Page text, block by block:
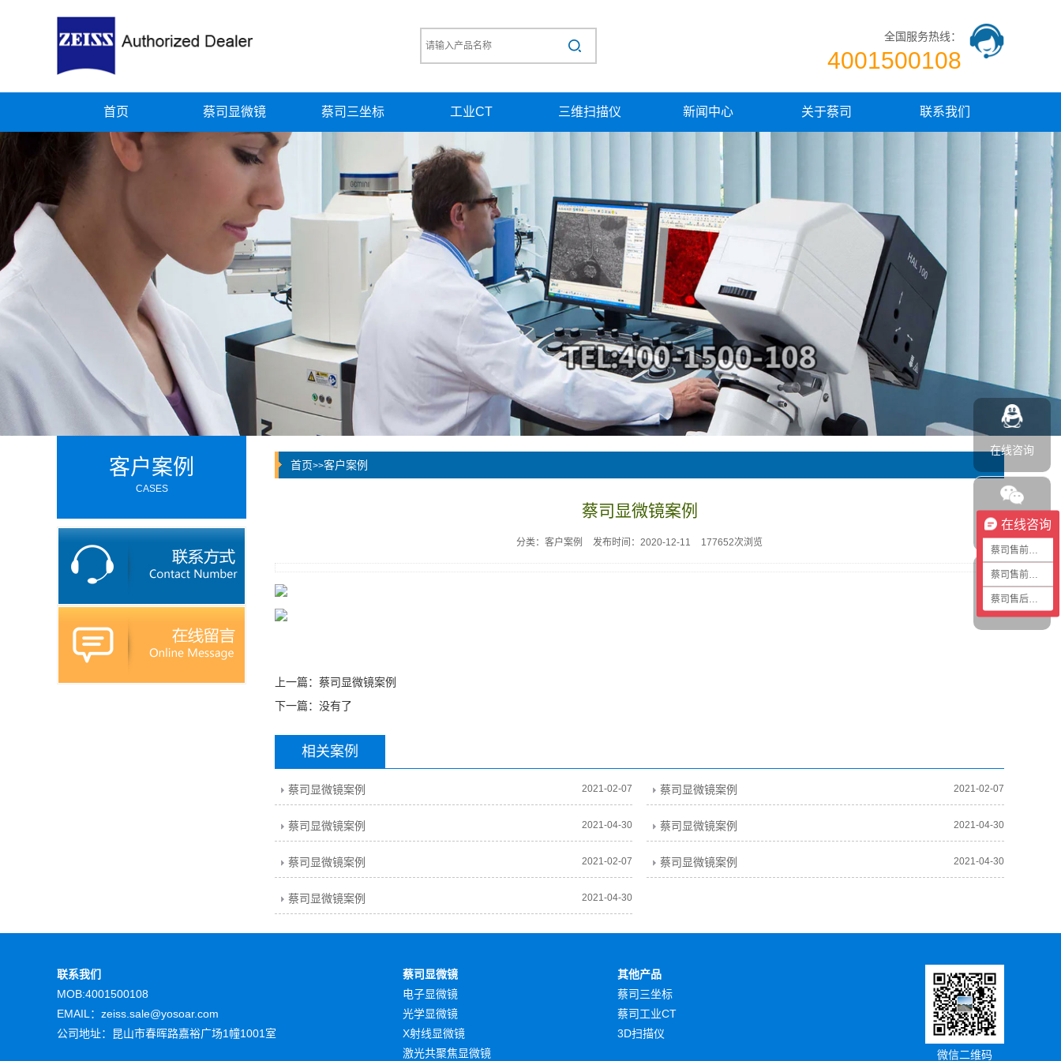
全国服务热线：
4001500108
首页 蔡司显微镜 蔡司三坐标 工业CT 三维扫描仪 新闻中心 关于蔡司 联系我们
客户案例
CASES
首页>>客户案例
蔡司显微镜案例
分类：客户案例 发布时间：2020-12-11 177652次浏览
上一篇： 蔡司显微镜案例
下一篇：没有了
相关案例
蔡司显微镜案例 2021-02-07 蔡司显微镜案例 2021-02-07
蔡司显微镜案例 2021-04-30 蔡司显微镜案例 2021-04-30
蔡司显微镜案例 2021-02-07 蔡司显微镜案例 2021-04-30
蔡司显微镜案例 2021-04-30
联系我们
MOB:4001500108
EMAIL：zeiss.sale@yosoar.com
公司地址：昆山市春晖路嘉裕广场1幢1001室
蔡司显微镜
电子显微镜
光学显微镜
X射线显微镜
激光共聚焦显微镜
其他产品
蔡司三坐标
蔡司工业CT
3D扫描仪
微信二维码
在线咨询
加我微信
返回顶部
在线咨询